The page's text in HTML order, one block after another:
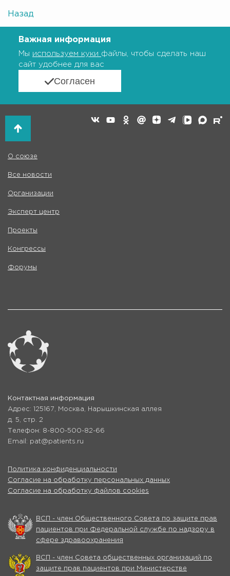
Назад
Важная информация
Мы используем куки файлы, чтобы сделать наш
сайт удобнее для вас
Согласен
О союзе
Все новости
Организации
Эксперт центр
Проекты
Конгрессы
Форумы
Контактная информация
Адрес: 125167, Москва, Нарышкинская аллея
д. 5, стр. 2
Телефон: 8-800-500-82-66
Email: pat@patients.ru
Политика конфиденциальности
Согласие на обработку персональных данных
Согласие на обработку файлов cookies
ВСП - член Общественного Совета по защите прав
пациентов при Федеральной службе по надзору в
сфере здравоохранения
ВСП - член Совета общественных организаций по
защите прав пациентов при Министерстве